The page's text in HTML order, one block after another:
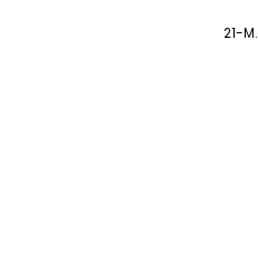
21-